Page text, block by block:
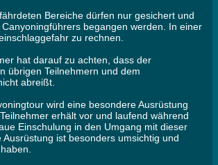
Bereiche dürfen nur gesichert und
begangen werden. In einer
zu rechnen.
hat darauf zu achten, dass der
übrigen Teilnehmern und dem
abreißt.
wird eine besondere Ausrüstung
erhält vor und laufend während
Einschulung in den Umgang mit dieser
Ausrüstung ist besonders umsichtig und